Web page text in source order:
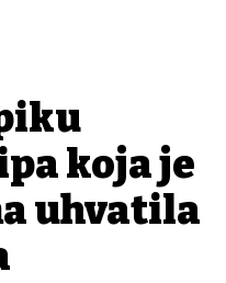
koja je
uhvatila